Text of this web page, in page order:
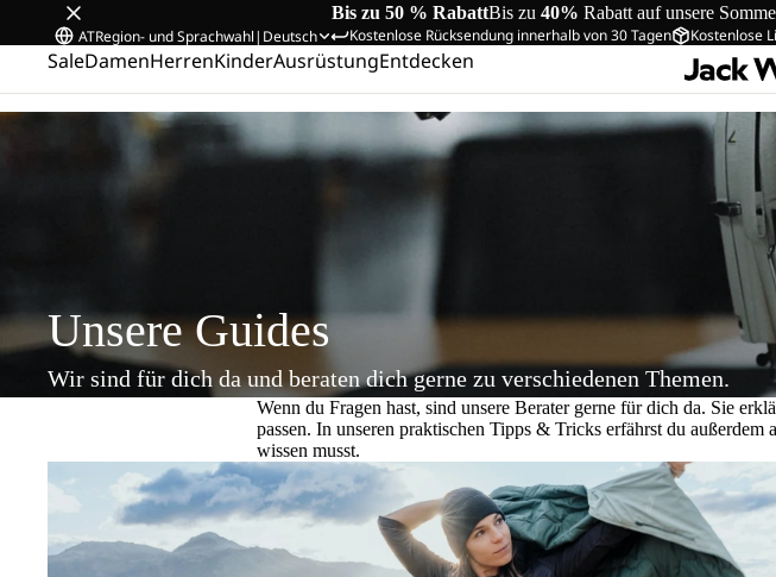
Bis zu 50 % RabattBis zu 40% Rabatt auf unsere
Kostenlose Rücksendung innerhalb von 30 Tagen Kostenlose
ATRegion- und Sprachwahl| Deutsch
SaleDamenHerrenKinderAusrüstungEntdecken
Unsere Guides
Wir sind für dich da und beraten dich gerne zu verschiedenen Themen.
Wenn du Fragen hast, sind unsere Berater gerne für dich da. Sie
passen. In unseren praktischen Tipps & Tricks erfährst du
wissen musst.